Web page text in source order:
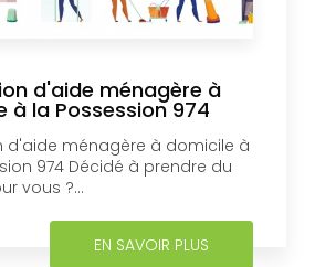
d'aide ménagère à
à la Possession 974
d'aide ménagère à domicile à
974 Décidé à prendre du
vous ?...
EN SAVOIR PLUS